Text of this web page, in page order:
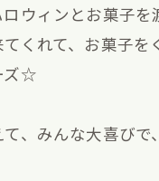
ウィンとお菓子
くれて、お菓子を
ズ☆
、みんな大喜び